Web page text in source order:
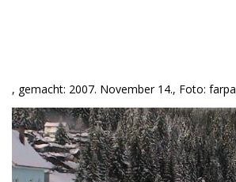
, gemacht: 2007. November 14., Foto: farpa